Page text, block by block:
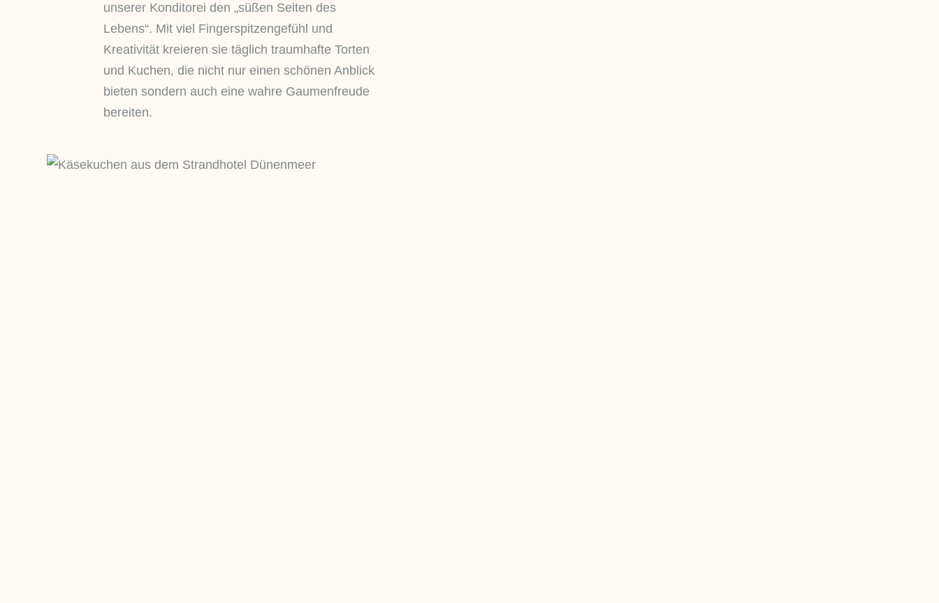
unserer Konditorei den „süßen Seiten des
Lebens“. Mit viel Fingerspitzengefühl und
Kreativität kreieren sie täglich traumhafte Torten
und Kuchen, die nicht nur einen schönen Anblick
bieten sondern auch eine wahre Gaumenfreude
bereiten.